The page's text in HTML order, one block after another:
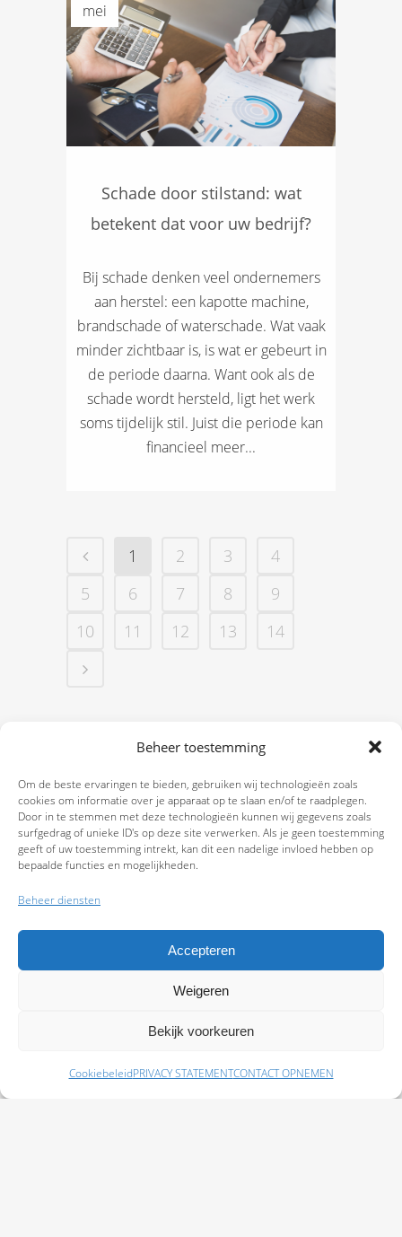
Beheer toestemming
Om de beste ervaringen te bieden, gebruiken wij technologieën zoals
cookies om informatie over je apparaat op te slaan en/of te raadplegen.
Door in te stemmen met deze technologieën kunnen wij gegevens zoals
surfgedrag of unieke ID's op deze site verwerken. Als je geen toestemming
geeft of uw toestemming intrekt, kan dit een nadelige invloed hebben op
bepaalde functies en mogelijkheden.
Beheer diensten
Accepteren
Weigeren
Bekijk voorkeuren
CookiebeleidPRIVACY STATEMENTCONTACT OPNEMEN
mei
Schade door stilstand: wat
betekent dat voor uw bedrijf?
Bij schade denken veel ondernemers
aan herstel: een kapotte machine,
brandschade of waterschade. Wat vaak
minder zichtbaar is, is wat er gebeurt in
de periode daarna. Want ook als de
schade wordt hersteld, ligt het werk
soms tijdelijk stil. Juist die periode kan
financieel meer...
1 2 3
4
5
6 7 8
9
10
11 12 13 14
Schade melden Afspraak maken Polissen